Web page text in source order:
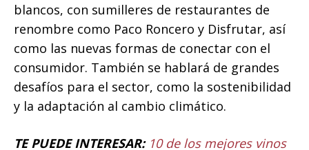
blancos, con sumilleres de restaurantes de
renombre como Paco Roncero y Disfrutar, así
como las nuevas formas de conectar con el
consumidor. También se hablará de grandes
desafíos para el sector, como la sostenibilidad
y la adaptación al cambio climático.
TE PUEDE INTERESAR: 10 de los mejores vinos